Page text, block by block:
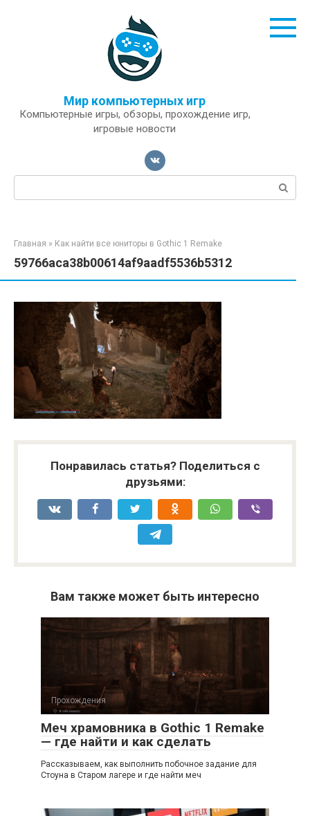
Мир компьютерных игр
Компьютерные игры, обзоры, прохождение игр,
игровые новости
Поиск:
Главная » Как найти все юниторы в Gothic 1 Remake
59766aca38b00614af9aadf5536b5312
Понравилась статья? Поделиться с
друзьями:
Вам также может быть интересно
Прохождения
Меч храмовника в Gothic 1 Remake
— где найти и как сделать
Рассказываем, как выполнить побочное задание для
Стоуна в Старом лагере и где найти меч